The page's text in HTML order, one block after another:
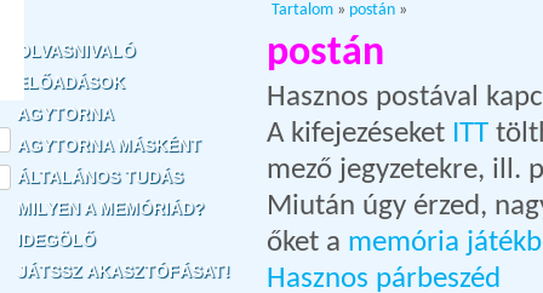
Tartalom » postán »
OLVASNIVALÓ
ELŐADÁSOK
AGYTORNA
AGYTORNA MÁSKÉNT
ÁLTALÁNOS TUDÁS
MILYEN A MEMÓRIÁD?
IDEGÖLŐ
JÁTSSZ AKASZTÓFÁSAT!
postán
Hasznos postával
A kifejezéseket ITT
mező jegyzetekre, ill.
Miután úgy érzed,
őket a memória
Hasznos párbeszéd